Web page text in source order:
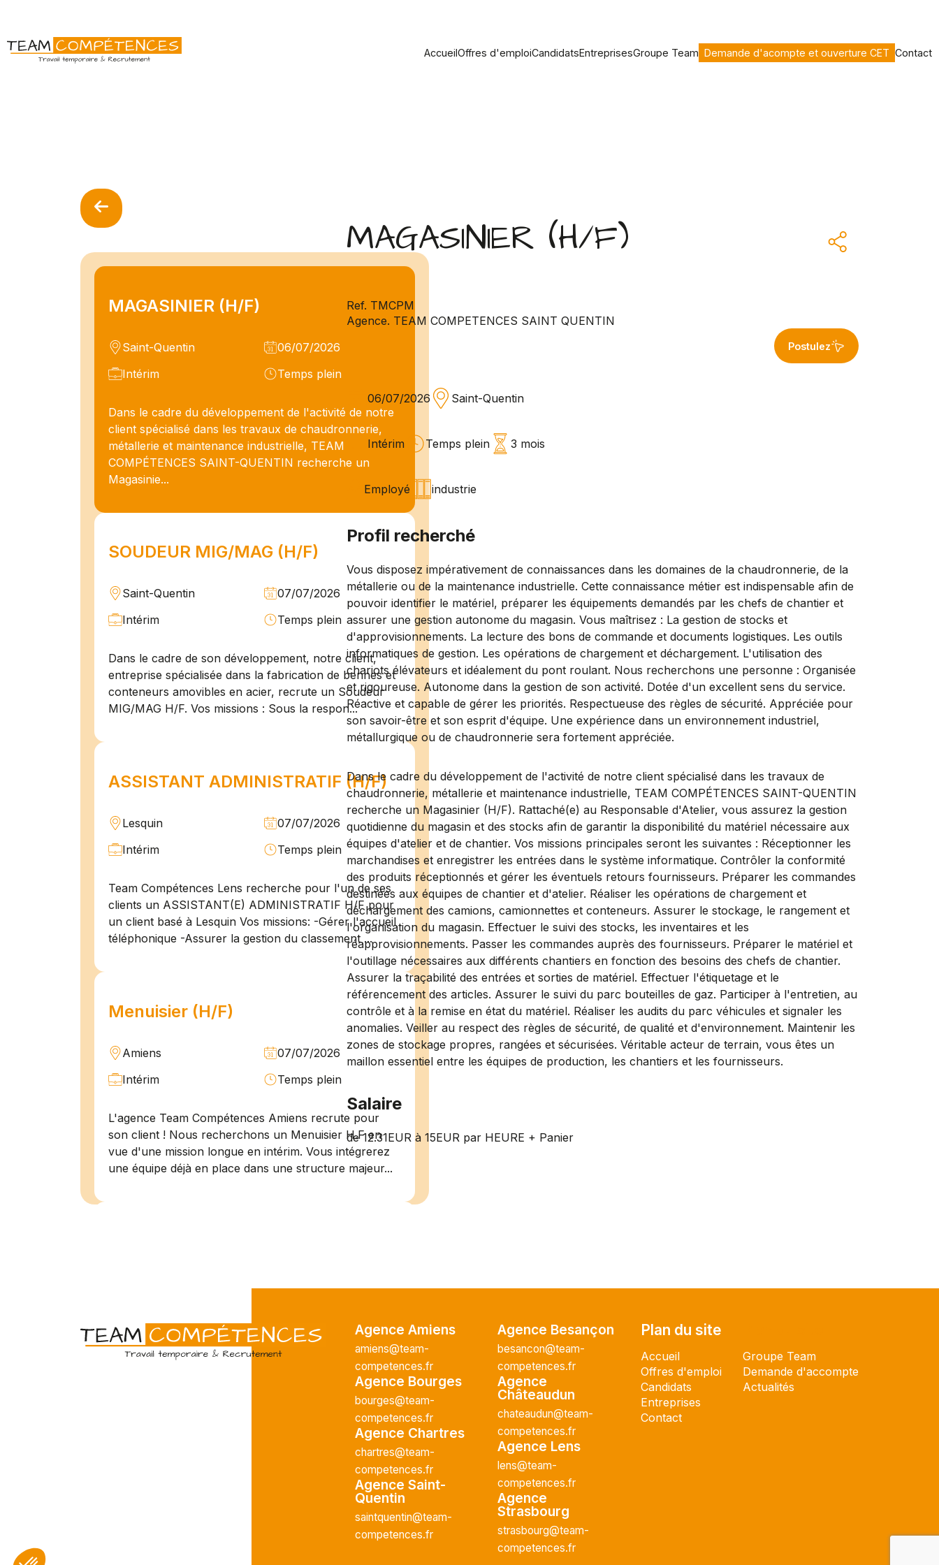
AccueilOffres d'emploiCandidatsEntreprisesGroupe Team Demande d'acompte et ouverture CET Contact
MAGASINIER (H/F)
Saint-Quentin
06/07/2026
Intérim
Temps plein
Dans le cadre du développement de l'activité de notre
client spécialisé dans les travaux de chaudronnerie,
métallerie et maintenance industrielle, TEAM
COMPÉTENCES SAINT-QUENTIN recherche un
Magasinie...
SOUDEUR MIG/MAG (H/F)
Saint-Quentin
07/07/2026
Intérim
Temps plein
Dans le cadre de son développement, notre client,
entreprise spécialisée dans la fabrication de bennes et
conteneurs amovibles en acier, recrute un Soudeur
MIG/MAG H/F. Vos missions : Sous la respon...
ASSISTANT ADMINISTRATIF (H/F)
Lesquin
07/07/2026
Intérim
Temps plein
Team Compétences Lens recherche pour l'un de ses
clients un ASSISTANT(E) ADMINISTRATIF H/F pour
un client basé à Lesquin Vos missions: -Gérer l'accueil
téléphonique -Assurer la gestion du classement ...
Menuisier (H/F)
Amiens
07/07/2026
Intérim
Temps plein
L'agence Team Compétences Amiens recrute pour
son client ! Nous recherchons un Menuisier H.F en
vue d'une mission longue en intérim. Vous intégrerez
une équipe déjà en place dans une structure majeur...
L'agence TEAM COMPETENCES recherche pour son
client, des Techniciens de Maintenance H/F afin
d'assurer la maintenance préventive et curative
d'installations industrielles. Vos missions : - Réaliser...
MAGASINIER (H/F)
Ref. TMCPM
Agence. TEAM COMPETENCES SAINT QUENTIN
Postulez
06/07/2026 Saint-Quentin
Intérim Temps plein 3 mois
Employé industrie
Profil recherché
Vous disposez impérativement de connaissances dans les domaines de la chaudronnerie, de la
métallerie ou de la maintenance industrielle. Cette connaissance métier est indispensable afin de
pouvoir identifier le matériel, préparer les équipements demandés par les chefs de chantier et
assurer une gestion autonome du magasin. Vous maîtrisez : La gestion de stocks et
d'approvisionnements. La lecture des bons de commande et documents logistiques. Les outils
informatiques de gestion. Les opérations de chargement et déchargement. L'utilisation des
chariots élévateurs et idéalement du pont roulant. Nous recherchons une personne : Organisée
et rigoureuse. Autonome dans la gestion de son activité. Dotée d'un excellent sens du service.
Réactive et capable de gérer les priorités. Respectueuse des règles de sécurité. Appréciée pour
son savoir-être et son esprit d'équipe. Une expérience dans un environnement industriel,
métallurgique ou de chaudronnerie sera fortement appréciée.
Dans le cadre du développement de l'activité de notre client spécialisé dans les travaux de
chaudronnerie, métallerie et maintenance industrielle, TEAM COMPÉTENCES SAINT-QUENTIN
recherche un Magasinier (H/F). Rattaché(e) au Responsable d'Atelier, vous assurez la gestion
quotidienne du magasin et des stocks afin de garantir la disponibilité du matériel nécessaire aux
équipes d'atelier et de chantier. Vos missions principales seront les suivantes : Réceptionner les
marchandises et enregistrer les entrées dans le système informatique. Contrôler la conformité
des produits réceptionnés et gérer les éventuels retours fournisseurs. Préparer les commandes
destinées aux équipes de chantier et d'atelier. Réaliser les opérations de chargement et
déchargement des camions, camionnettes et conteneurs. Assurer le stockage, le rangement et
l'organisation du magasin. Effectuer le suivi des stocks, les inventaires et les
réapprovisionnements. Passer les commandes auprès des fournisseurs. Préparer le matériel et
l'outillage nécessaires aux différents chantiers en fonction des besoins des chefs de chantier.
Assurer la traçabilité des entrées et sorties de matériel. Effectuer l'étiquetage et le
référencement des articles. Assurer le suivi du parc bouteilles de gaz. Participer à l'entretien, au
contrôle et à la remise en état du matériel. Réaliser les audits du parc véhicules et signaler les
anomalies. Veiller au respect des règles de sécurité, de qualité et d'environnement. Maintenir les
zones de stockage propres, rangées et sécurisées. Véritable acteur de terrain, vous êtes un
maillon essentiel entre les équipes de production, les chantiers et les fournisseurs.
Salaire
de 12.31EUR à 15EUR par HEURE + Panier
Agence Amiens
amiens@team-
competences.fr
Agence Bourges
bourges@team-
competences.fr
Agence Chartres
chartres@team-
competences.fr
Agence Saint-
Quentin
saintquentin@team-
competences.fr
Agence Besançon
besancon@team-
competences.fr
Agence
Châteaudun
chateaudun@team-
competences.fr
Agence Lens
lens@team-
competences.fr
Agence
Strasbourg
strasbourg@team-
competences.fr
Plan du site
Accueil
Offres d'emploi
Candidats
Entreprises
Contact
Groupe Team
Demande d'accompte
Actualités